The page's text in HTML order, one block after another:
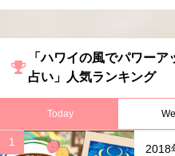
「ハワイの風でパワー
占い」人気ランキング
Today
2018